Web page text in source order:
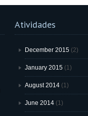
Atividades
December 2015 (2)
January 2015 (1)
August 2014 (1)
June 2014 (1)